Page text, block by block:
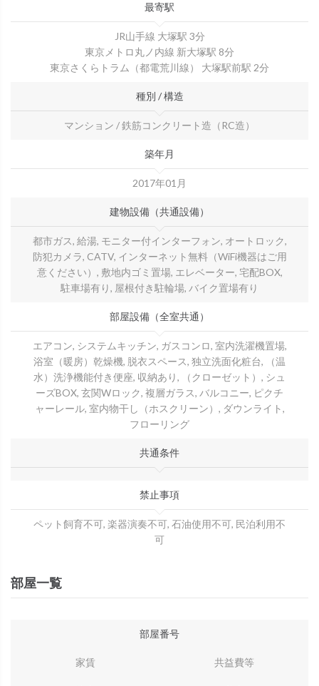
最寄駅
JR山手線 大塚駅 3分
東京メトロ丸ノ内線 新大塚駅 8分
東京さくらトラム（都電荒川線） 大塚駅前駅 2分
種別 / 構造
マンション / 鉄筋コンクリート造（RC造）
築年月
2017年01月
建物設備（共通設備）
都市ガス, 給湯, モニター付インターフォン, オートロック,
防犯カメラ, CATV, インターネット無料（WiFi機器はご用
意ください）, 敷地内ゴミ置場, エレベーター, 宅配BOX,
駐車場有り, 屋根付き駐輪場, バイク置場有り
部屋設備（全室共通）
エアコン, システムキッチン, ガスコンロ, 室内洗濯機置場,
浴室（暖房）乾燥機, 脱衣スペース, 独立洗面化粧台, （温
水）洗浄機能付き便座, 収納あり, （クローゼット）, シュ
ーズBOX, 玄関Wロック, 複層ガラス, バルコニー, ピクチ
ャーレール, 室内物干し（ホスクリーン）, ダウンライト,
フローリング
共通条件
禁止事項
ペット飼育不可, 楽器演奏不可, 石油使用不可, 民泊利用不
可
部屋一覧
部屋番号
家賃 共益費等